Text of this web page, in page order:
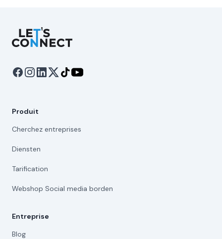
Let's Connect
Produit
Cherchez entreprises
Diensten
Tarification
Webshop Social media borden
Entreprise
Blog